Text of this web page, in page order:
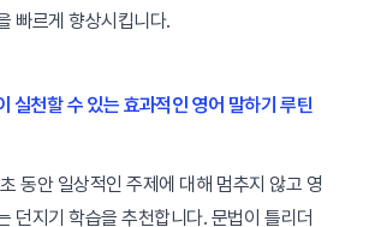
빠르게 향상시킵니다.
실천할 수 있는 효과적인 영어 말하기 루틴
동안 일상적인 주제에 대해 멈추지 않고 영
던지기 학습을 추천합니다. 문법이 틀리더